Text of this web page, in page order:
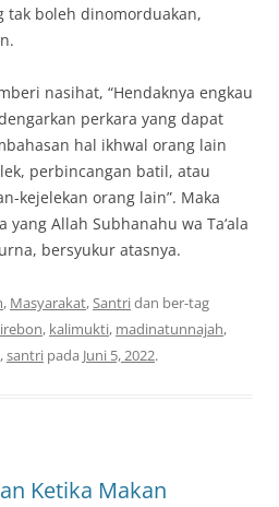
tak boleh dinomorduakan,
nasihat, “Hendaknya engkau
perkara yang dapat
hal ikhwal orang lain
perbincangan batil, atau
kejelekan orang lain”. Maka
Allah Subhanahu wa Ta‘ala
bersyukur atasnya.
, Masyarakat,Santridan ber-tag
, kalimukti, madinatunnajah,
,santri pada Juni 5, 2022.
Ketika Makan